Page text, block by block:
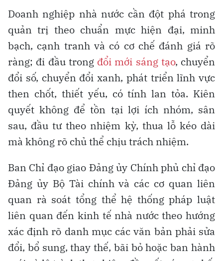
Doanh nghiệp nhà nước cần đột phá trong
quản trị theo chuẩn mực hiện đại, minh
bạch, cạnh tranh và có cơ chế đánh giá rõ
ràng; đi đầu trong đổi mới sáng tạo, chuyển
đổi số, chuyển đổi xanh, phát triển lĩnh vực
then chốt, thiết yếu, có tính lan tỏa. Kiên
quyết không để tồn tại lợi ích nhóm, sân
sau, đầu tư theo nhiệm kỳ, thua lỗ kéo dài
mà không rõ chủ thể chịu trách nhiệm.
Ban Chỉ đạo giao Đảng ủy Chính phủ chỉ đạo
Đảng ủy Bộ Tài chính và các cơ quan liên
quan rà soát tổng thể hệ thống pháp luật
liên quan đến kinh tế nhà nước theo hướng
xác định rõ danh mục các văn bản phải sửa
đổi, bổ sung, thay thế, bãi bỏ hoặc ban hành